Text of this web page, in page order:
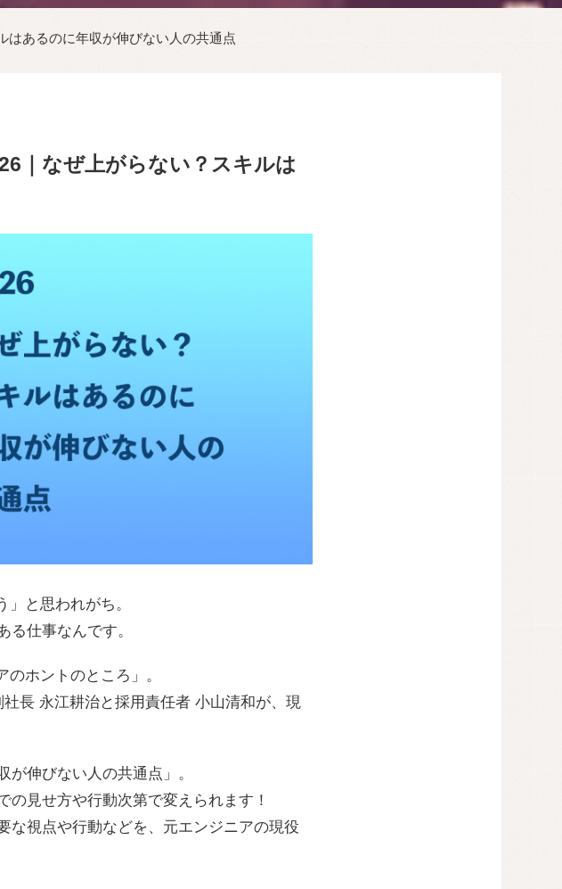
はあるのに年収が伸びない人の共通点
｜なぜ上がらない？スキルは
と思われがち。
仕事なんです。
ホントのところ」。
長 永江耕治と採用責任者 小山清和が、現
伸びない人の共通点」。
見せ方や行動次第で変えられます！
な視点や行動などを、元エンジニアの現役